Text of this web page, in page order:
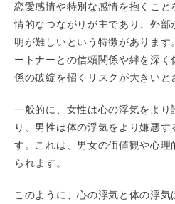
恋愛感情や特別な感情を抱くこ
情的なつながりが主であり、外
明が難しいという特徴がありま
ートナーとの信頼関係や絆を深く
係の破綻を招くリスクが大きいと
一般的に、女性は心の浮気をよ
り、男性は体の浮気をより嫌悪
す。これは、男女の価値観や心理
られます。
このように、心の浮気と体の浮